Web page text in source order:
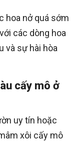
hoa nở quá sớm
các dòng hoa
và sự hài hòa
cấy mô ở
uy tín hoặc
xôi cấy mô